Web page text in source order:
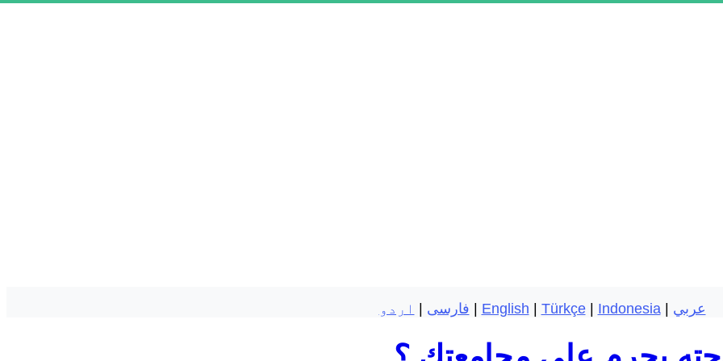
عربي |
English | Türkçe| Indonesia
| فارسی | اردو